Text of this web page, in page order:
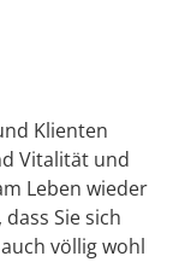
Klienten
Vitalität und
Leben wieder
Sie sich
völlig wohl